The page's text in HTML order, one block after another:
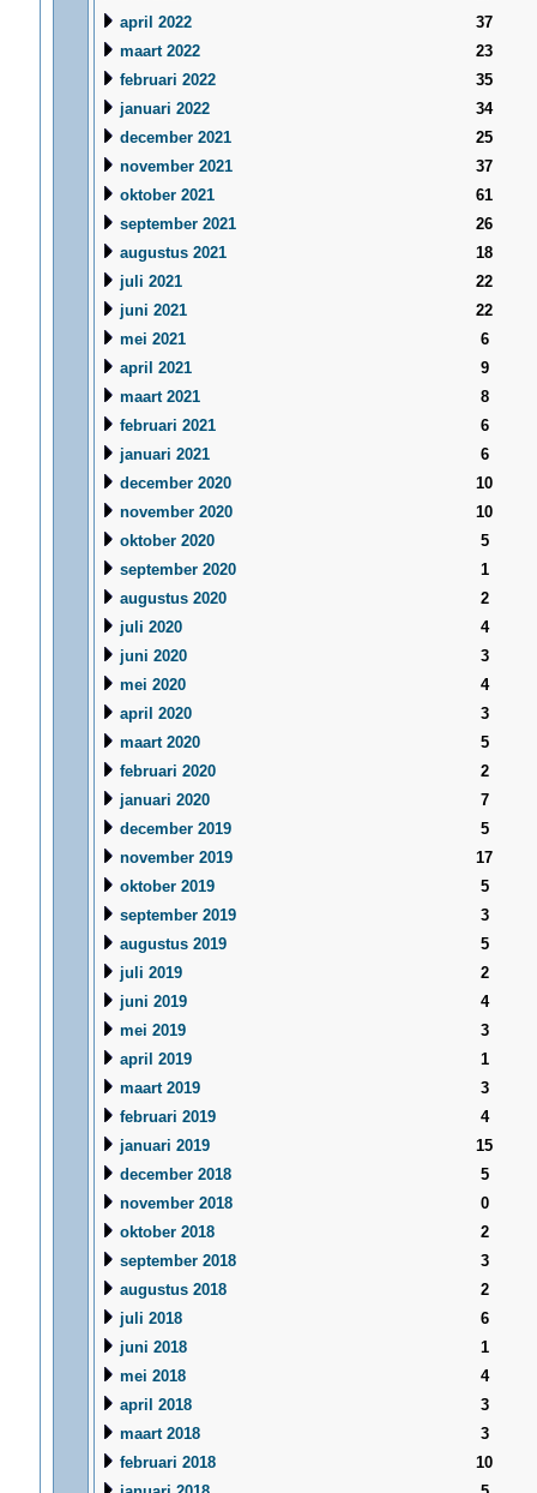
april 2022
37
maart 2022
23
februari 2022
35
januari 2022
34
december 2021
25
november 2021
37
oktober 2021
61
september 2021
26
augustus 2021
18
juli 2021
22
juni 2021
22
mei 2021
6
april 2021
9
maart 2021
8
februari 2021
6
januari 2021
6
december 2020
10
november 2020
10
oktober 2020
5
september 2020
1
augustus 2020
2
juli 2020
4
juni 2020
3
mei 2020
4
april 2020
3
maart 2020
5
februari 2020
2
januari 2020
7
december 2019
5
november 2019
17
oktober 2019
5
september 2019
3
augustus 2019
5
juli 2019
2
juni 2019
4
mei 2019
3
april 2019
1
maart 2019
3
februari 2019
4
januari 2019
15
december 2018
5
november 2018
0
oktober 2018
2
september 2018
3
augustus 2018
2
juli 2018
6
juni 2018
1
mei 2018
4
april 2018
3
maart 2018
3
februari 2018
10